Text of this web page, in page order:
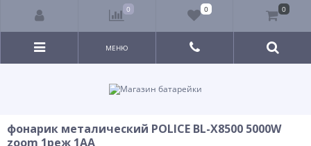
МЕНЮ
фонарик металический POLICE BL-X8500 5000W
zoom 1реж 1AA
0 0 0